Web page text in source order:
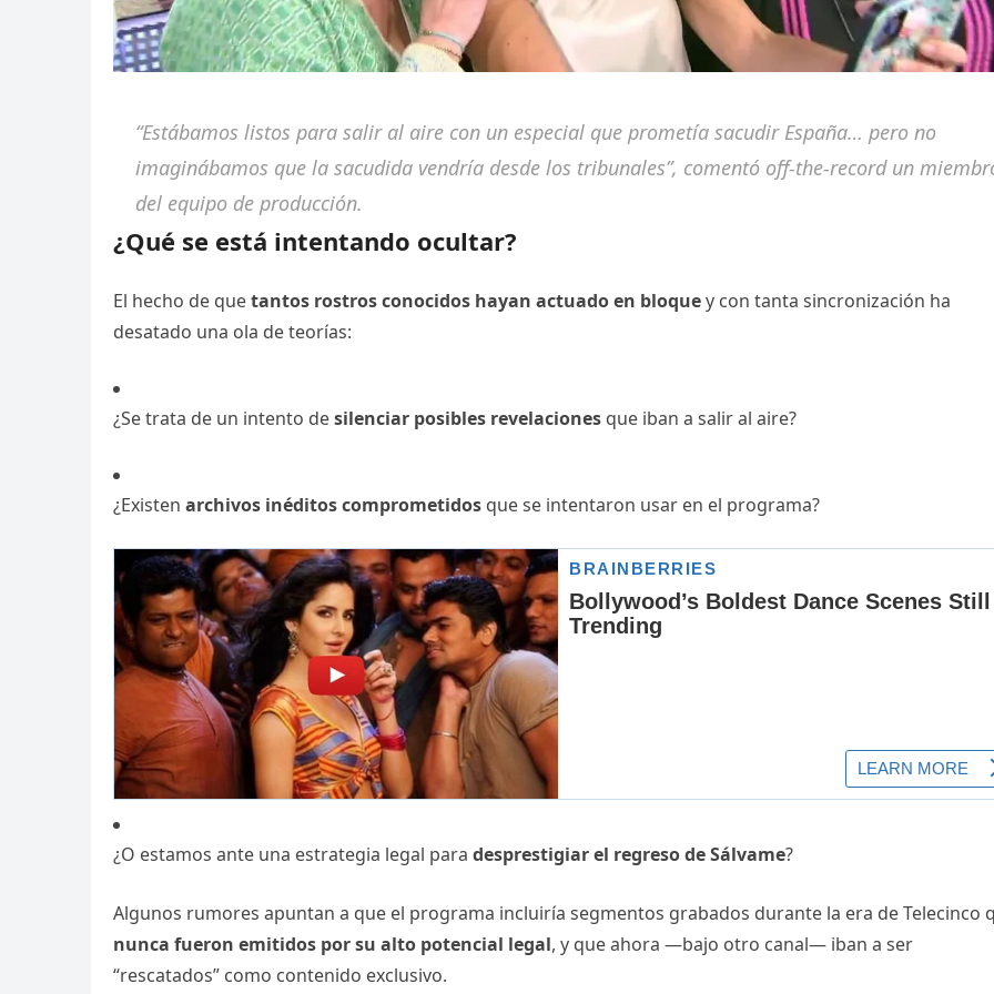
“Estábamos listos para salir al aire con un especial que prometía sacudir España… pero no
imaginábamos que la sacudida vendría desde los tribunales”, comentó off-the-record un
del equipo de producción.
¿Qué se está intentando ocultar?
El hecho de quetantos rostros conocidos hayan actuado en bloquey con tanta sincronización ha
desatado una ola de teorías:
¿Se trata de un intento desilenciar posibles revelaciones que iban a salir al aire?
¿Existen archivos inéditos comprometidos que se intentaron usar en el programa?
¿O estamos ante una estrategia legal para desprestigiar el regreso de Sálvame?
Algunos rumores apuntan a que el programa incluiría segmentos grabados durante la era de Telecinco
nunca fueron emitidos por su alto potencial legal, y que ahora —bajo otro canal— iban a ser
“rescatados” como contenido exclusivo.